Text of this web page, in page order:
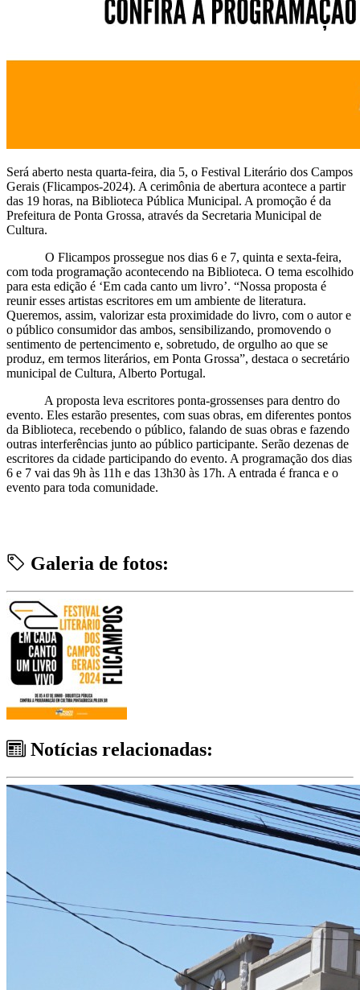
Será aberto nesta quarta-feira, dia 5, o Festival Literário dos Campos
Gerais (Flicampos-2024). A cerimônia de abertura acontece a partir
das 19 horas, na Biblioteca Pública Municipal. A promoção é da
Prefeitura de Ponta Grossa, através da Secretaria Municipal de
Cultura.
O Flicampos prossegue nos dias 6 e 7, quinta e sexta-feira,
com toda programação acontecendo na Biblioteca. O tema escolhido
para esta edição é ‘Em cada canto um livro’. “Nossa proposta é
reunir esses artistas escritores em um ambiente de literatura.
Queremos, assim, valorizar esta proximidade do livro, com o autor e
o público consumidor das ambos, sensibilizando, promovendo o
sentimento de pertencimento e, sobretudo, de orgulho ao que se
produz, em termos literários, em Ponta Grossa”, destaca o secretário
municipal de Cultura, Alberto Portugal.
A proposta leva escritores ponta-grossenses para dentro do
evento. Eles estarão presentes, com suas obras, em diferentes pontos
da Biblioteca, recebendo o público, falando de suas obras e fazendo
outras interferências junto ao público participante. Serão dezenas de
escritores da cidade participando do evento. A programação dos dias
6 e 7 vai das 9h às 11h e das 13h30 às 17h. A entrada é franca e o
evento para toda comunidade.
Galeria de fotos:
Notícias relacionadas: